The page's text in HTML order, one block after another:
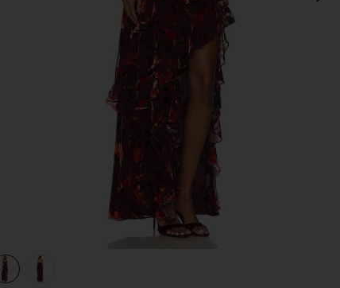
view 1 of 3 MAGNOLIA マキシドレス in Sorrel Burnout